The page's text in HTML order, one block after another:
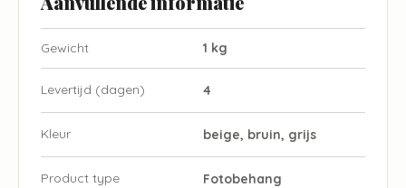
Gewicht 1 kg
Levertijd (dagen) 4
Kleur beige, bruin, grijs
Product type Fotobehang